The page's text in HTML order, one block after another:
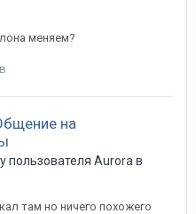
меняем?
на
пользователя Aurora в
там но ничего похожего